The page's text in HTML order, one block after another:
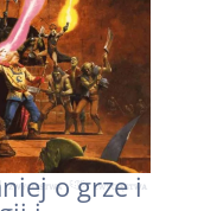
o grze i